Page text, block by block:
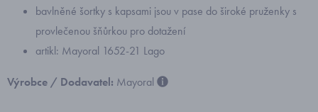
bavlněné šortky s kapsami jsou v pase do široké pruženky s
provlečenou šňůrkou pro dotažení
artikl: Mayoral 1652-21 Lago
Výrobce / Dodavatel: Mayoral